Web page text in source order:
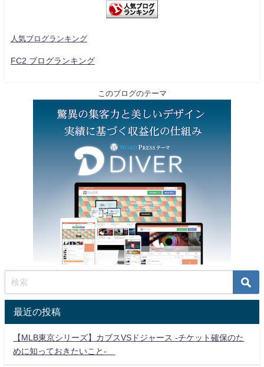
人気ブログランキング
FC2 ブログランキング
このブログのテーマ
最近の投稿
【MLB東京シリーズ】カブスVSドジャース -チケット確保のた
めに知っておきたいこと-